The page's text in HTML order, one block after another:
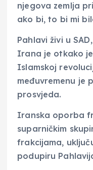
njegova zemlja
ako bi, to bi mi
Pahlavi živi u
Irana je otkako
Islamskoj
međuvremenu je
prosvjeda.
Iranska oporba
suparničkim
frakcijama,
podupiru